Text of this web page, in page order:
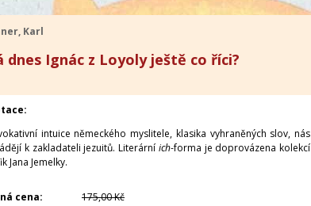
Karl
dnes Ignác z Loyoly ještě co říci?
intuice německého myslitele, klasika vyhraněných slov, nás
k zakladateli jezuitů. Literární ich-forma je doprovázena kolekcí
Jana Jemelky.
cena:
175,00 Kč